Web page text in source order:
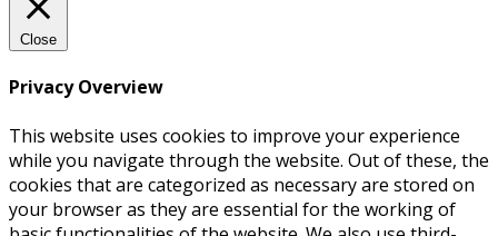
Close
Privacy Overview
This website uses cookies to improve your experience
while you navigate through the website. Out of these, the
cookies that are categorized as necessary are stored on
your browser as they are essential for the working of